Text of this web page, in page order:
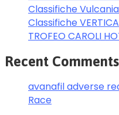
Classifiche
Classifiche
TROFEO CAROLI
Recent Comments
avanafil adverse
Race